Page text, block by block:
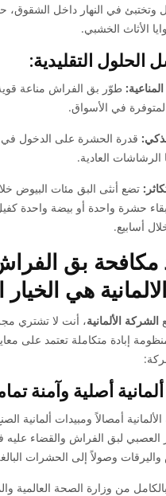
وتختبئ في النهار داخل
الأثاث الخشبي.
الحلول التقليدية:
طوّر بق الفراش مناعة
في الأسواق.
قدرة الحشرة على الدخول في
الرشاشات العادية.
تضع أنثى البق مئات البيوض
حشرة واحدة أو بيضة واحدة
أسابيع.
مكافحة بق
هي الخيار
الشركة الألمانية، أنت لا تشتري
إبادة متكاملة تعتمد على
أمصالاً ومبيدات ألمانية
العصبي لبق الفراش والقضاء
وصولاً إلى الحشرات
من وزارة الصحة العالمية